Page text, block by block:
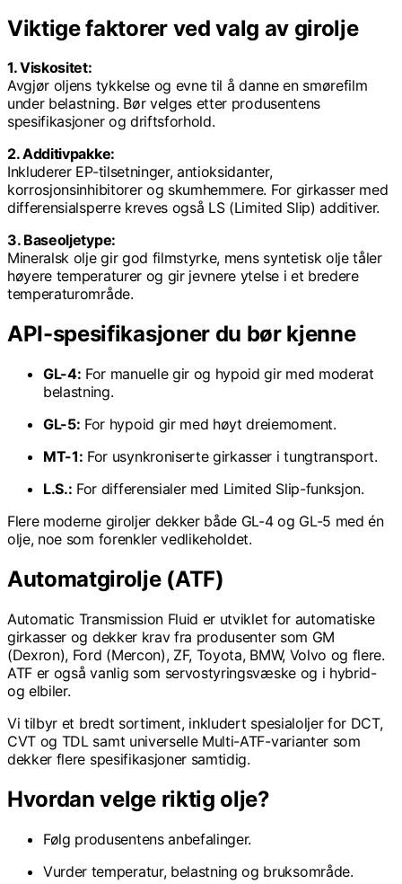
Viktige faktorer ved valg av girolje
1. Viskositet:
Avgjør oljens tykkelse og evne til å danne en smørefilm
under belastning. Bør velges etter produsentens
spesifikasjoner og driftsforhold.
2. Additivpakke:
Inkluderer EP-tilsetninger, antioksidanter,
korrosjonsinhibitorer og skumhemmere. For girkasser med
differensialsperre kreves også LS (Limited Slip) additiver.
3. Baseoljetype:
Mineralsk olje gir god filmstyrke, mens syntetisk olje tåler
høyere temperaturer og gir jevnere ytelse i et bredere
temperaturområde.
API-spesifikasjoner du bør kjenne
GL-4: For manuelle gir og hypoid gir med moderat
belastning.
GL-5: For hypoid gir med høyt dreiemoment.
MT-1: For usynkroniserte girkasser i tungtransport.
L.S.: For differensialer med Limited Slip-funksjon.
Flere moderne giroljer dekker både GL-4 og GL-5 med én
olje, noe som forenkler vedlikeholdet.
Automatgirolje (ATF)
Automatic Transmission Fluid er utviklet for automatiske
girkasser og dekker krav fra produsenter som GM
(Dexron), Ford (Mercon), ZF, Toyota, BMW, Volvo og flere.
ATF er også vanlig som servostyringsvæske og i hybrid-
og elbiler.
Vi tilbyr et bredt sortiment, inkludert spesialoljer for DCT,
CVT og TDL samt universelle Multi-ATF-varianter som
dekker flere spesifikasjoner samtidig.
Hvordan velge riktig olje?
Følg produsentens anbefalinger.
Vurder temperatur, belastning og bruksområde.